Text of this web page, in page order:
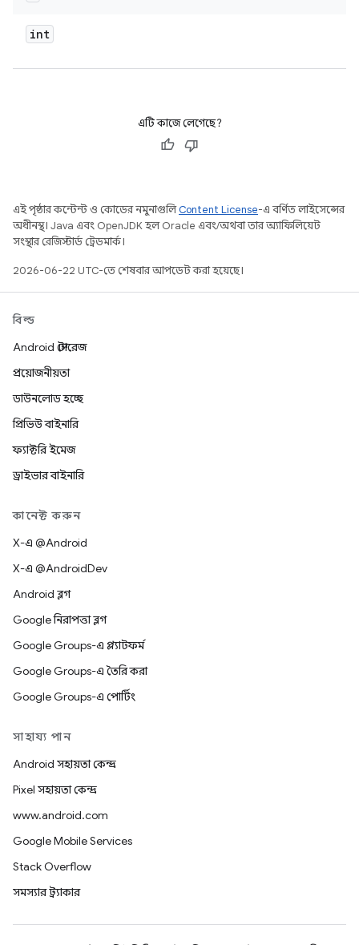
int
এটি কাজে লেগেছে?
এই পৃষ্ঠার কন্টেন্ট ও কোডের নমুনাগুলিContent License-এ বর্ণিত লাইসেন্সের
অধীনস্থ। Java এবং OpenJDK হল Oracle এবং/অথবা তার অ্যাফিলিয়েট
সংস্থার রেজিস্টার্ড ট্রেডমার্ক।
2026-06-22 UTC-তে শেষবার আপডেট করা হয়েছে।
বিল্ড
Android স্টোরেজ
প্রয়োজনীয়তা
ডাউনলোড হচ্ছে
প্রিভিউ বাইনারি
ফ্যাক্টরি ইমেজ
ড্রাইভার বাইনারি
কানেক্ট করুন
X-এ @Android
X-এ @AndroidDev
Android ব্লগ
Google নিরাপত্তা ব্লগ
Google Groups-এ প্ল্যাটফর্ম
Google Groups-এ তৈরি করা
Google Groups-এ পোর্টিং
সাহায্য পান
Android সহায়তা কেন্দ্র
Pixel সহায়তা কেন্দ্র
www.android.com
Google Mobile Services
Stack Overflow
সমস্যার ট্র্যাকার